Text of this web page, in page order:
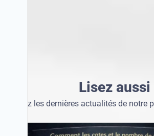
Lisez aussi
Suivez les dernières actualités de notre